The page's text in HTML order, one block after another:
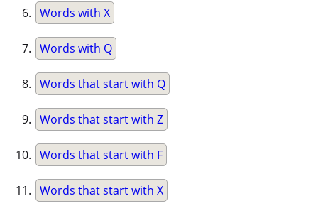
Words with X
Words with Q
Words that start with Q
Words that start with Z
Words that start with F
Words that start with X